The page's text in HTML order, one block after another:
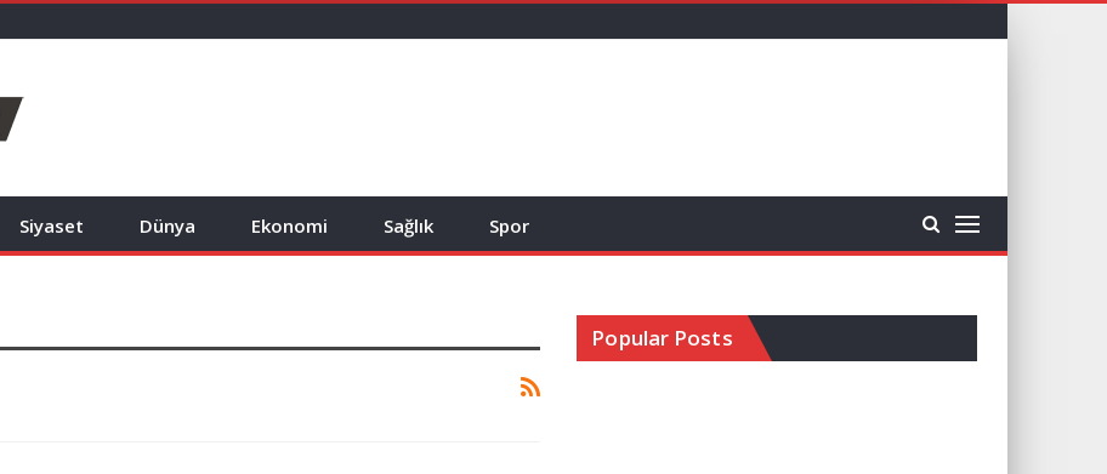
Siyaset Dünya Ekonomi Sağlık Spor
Popular Posts